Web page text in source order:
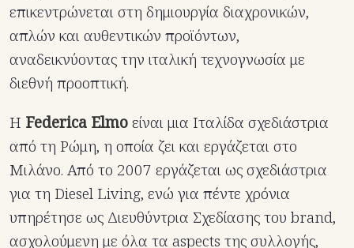
επικεντρώνεται στη δημιουργία διαχρονικών,
απλών και αυθεντικών προϊόντων,
αναδεικνύοντας την ιταλική τεχνογνωσία με
διεθνή προοπτική.
Η Federica Elmoείναι μια Ιταλίδα σχεδιάστρια
από τη Ρώμη, η οποία ζει και εργάζεται στο
Μιλάνο. Από το 2007 εργάζεται ως σχεδιάστρια
για τη Diesel Living, ενώ για πέντε χρόνια
υπηρέτησε ως Διευθύντρια Σχεδίασης του brand,
ασχολούμενη με όλα τα aspects της συλλογής,